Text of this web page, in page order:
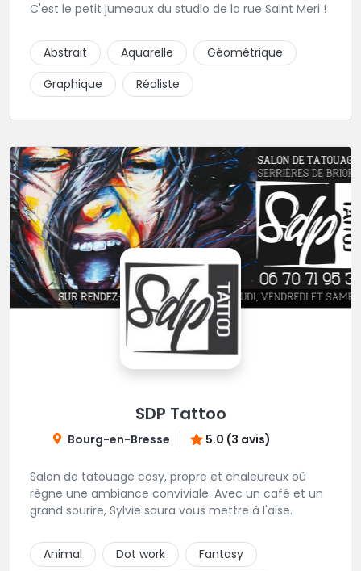
C'est le petit jumeaux du studio de la rue Saint Meri !
Abstrait Aquarelle
Géométrique
Graphique
Réaliste
SDP Tattoo
Bourg-en-Bresse 5.0 (3 avis)
Salon de tatouage cosy, propre et chaleureux où
règne une ambiance conviviale. Avec un café et un
grand sourire, Sylvie saura vous mettre à l'aise.
Animal Dot work
Fantasy